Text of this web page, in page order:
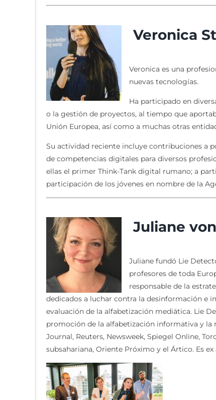
Veronica
Veronica es una
nuevas tecnologías.
Ha participado en
o la gestión de proyectos, al tiempo que
Unión Europea, así como a muchas otras
Su actividad reciente incluye contribuciones a
de competencias digitales para diversos
ellas el primer Think-Tank digital rumano; a
participación de los jóvenes en nombre de la
Juliane
Juliane fundó Lie
profesores de toda
responsable de la
dedicados a luchar contra la desinformación e
evaluación de la alfabetización mediática. Lie
promoción de la alfabetización informativa y la
Journal, Reuters, Newsweek, Spiegel Online,
subsahariana, Oriente Próximo y el Ártico. Es